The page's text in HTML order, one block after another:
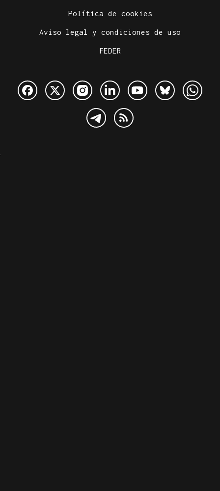
Política de cookies
Aviso legal y condiciones de uso
FEDER